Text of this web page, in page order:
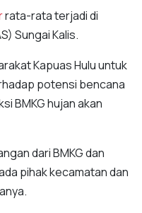
rata-rata terjadi di
Sungai Kalis.
Kapuas Hulu untuk
potensi bencana
BMKG hujan akan
dari BMKG dan
pihak kecamatan dan